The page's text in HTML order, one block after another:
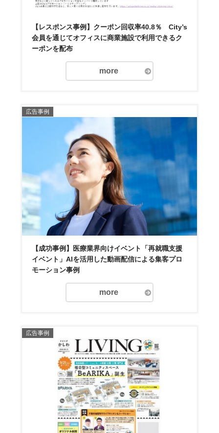
【レスポンス事例】クーポン回収率40.8％ City’s
会員を通じてオフィスに商業施設で利用できるク
ーポンを配布
more
広告事例
【成功事例】医療業界向けイベント「再就職支援
イベント」AIを活用した動画配信による集客プロ
モーション事例
more
広告事例